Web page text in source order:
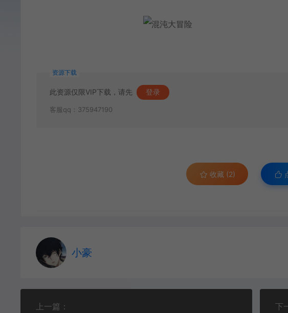
资源下载
此资源仅限VIP下载，请先 登录
客服qq：375947190
收藏 (2)
小豪
上一篇：
下